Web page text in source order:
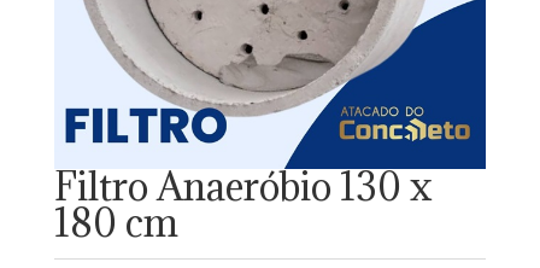
Filtro Anaeróbio 130 x
180 cm